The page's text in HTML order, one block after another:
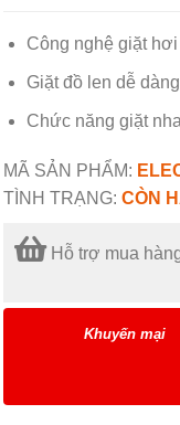
Công nghệ giặt
Giặt đồ len dễ
Chức năng giặt
MÃ SẢN PHẨM:
TÌNH TRẠNG: CÒN
Hỗ trợ mua
Khuyến mại